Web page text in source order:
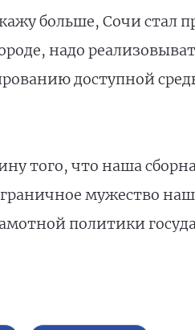
больше, Сочи стал
надо
доступной
того, что наша
мужество
политики